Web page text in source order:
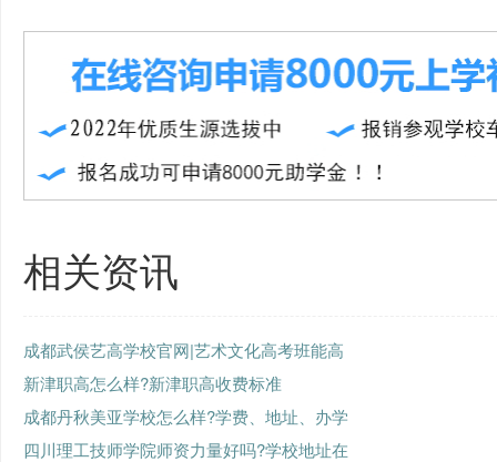
相关资讯
成都武侯艺高学校官网|艺术文化高考班能高
新津职高怎么样?新津职高收费标准
成都丹秋美亚学校怎么样?学费、地址、办学
四川理工技师学院师资力量好吗?学校地址在